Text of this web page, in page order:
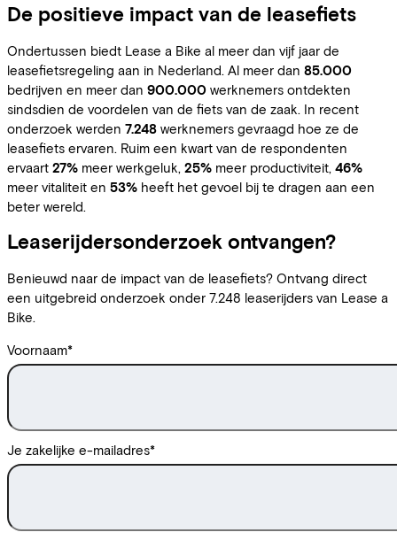
De positieve impact van de leasefiets
Ondertussen biedt Lease a Bike al meer dan vijf jaar de
leasefietsregeling aan in Nederland. Al meer dan 85.000
bedrijven en meer dan 900.000 werknemers ontdekten
sindsdien de voordelen van de fiets van de zaak. In recent
onderzoek werden 7.248 werknemers gevraagd hoe ze de
leasefiets ervaren. Ruim een kwart van de respondenten
ervaart 27% meer werkgeluk, 25% meer productiviteit, 46%
meer vitaliteit en 53% heeft het gevoel bij te dragen aan een
beter wereld.
Leaserijdersonderzoek ontvangen?
Benieuwd naar de impact van de leasefiets? Ontvang direct
een uitgebreid onderzoek onder 7.248 leaserijders van Lease a
Bike.
Voornaam*
Je zakelijke e-mailadres*